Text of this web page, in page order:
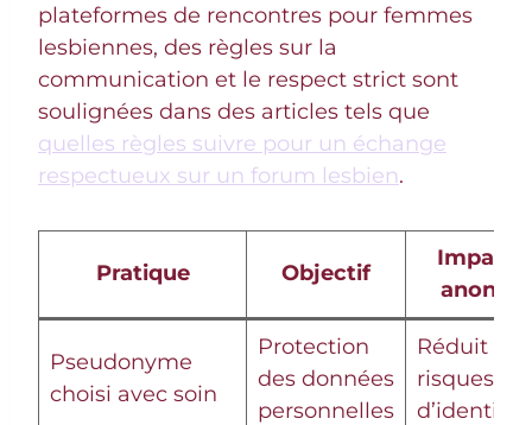
plateformes de rencontres pour femmes
lesbiennes, des règles sur la
communication et le respect strict sont
soulignées dans des articles tels que
quelles règles suivre pour un échange
respectueux sur un forum lesbien.
Pratique Objectif
Impact
Pseudonyme
choisi avec soin
Protection
des données
personnelles
Réduit les
risques